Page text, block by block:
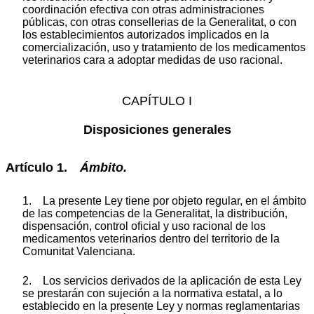
coordinación efectiva con otras administraciones
públicas, con otras consellerias de la Generalitat, o con
los establecimientos autorizados implicados en la
comercialización, uso y tratamiento de los medicamentos
veterinarios cara a adoptar medidas de uso racional.
CAPÍTULO I
Disposiciones generales
Artículo 1. Ámbito.
1. La presente Ley tiene por objeto regular, en el ámbito
de las competencias de la Generalitat, la distribución,
dispensación, control oficial y uso racional de los
medicamentos veterinarios dentro del territorio de la
Comunitat Valenciana.
2. Los servicios derivados de la aplicación de esta Ley
se prestarán con sujeción a la normativa estatal, a lo
establecido en la presente Ley y normas reglamentarias